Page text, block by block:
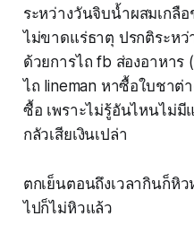
ระหว่างวันจิบน้ำผสมเกลื
ไม่ขาดแร่ธาตุ ปรกติระหว่
ด้วยการไถ fb ส่องอาหา
ไถ lineman หาซื้อใบชาต่
ซื้อ เพราะไม่รู้อันไหนไม่มี
กลัวเสียเงินเปล่า
ตกเย็นตอนถึงเวลากินก็หิ
ไปก็ไม่หิวแล้ว